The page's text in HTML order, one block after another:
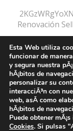
Renovación
Renovación
Fundación Atena -
Aviso legal y Política
Esta Web utiliza
funcionar de
y segura nuestra
hÃ¡bitos de
personalizar su
interacciÃ³n con
web, asÃ­ como
hÃ¡bitos de
Puede obtener
Cookies. Si pulsas